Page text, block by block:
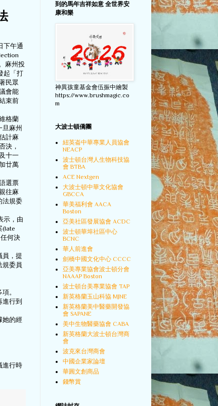
下午通
麻州投
起「打
民眾
會能
束前
格蘭
旦麻州
計麻
決，
十一
廿萬
選票
往麻
法規委
示，由
(late
何決
員，提
規委員
。
行到
她的經
進行時
到的馬年吉祥如意 全世界安
康和樂
神異孩童基金會伍振中繪製
https://www.brushmagic.co
m
大波士頓僑團
紐英崙中華專業人員協會
NEACP
波士頓台灣人生物科技協
會 BTBA
ACE Nextgen
大波士頓中華文化協會
GBCCA
華美福利會 AACA
Boston
亞美社區發展協會 ACDC
波士頓華埠社區中心
BCNC
華人前進會
劍橋中國文化中心 CCCC
亞美專業協會波士頓分會
NAAAP Boston
波士頓台美專業協會 TAP
新英格蘭玉山科協 MJNE
新英格蘭美中醫藥開發協
會 SAPANE
美中生物醫藥協會 CABA
新英格蘭大波士頓台灣商
會
波克來台灣商會
中國企業家論壇
華圓文創商品
錢幣賞